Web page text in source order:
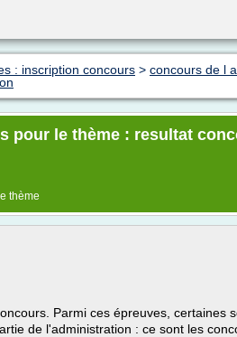
: inscription concours > concours de l
pour le thème : resultat
thème
Parmi ces épreuves, certaines
de l'administration : ce sont les